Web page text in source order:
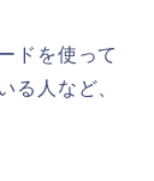
ドを使って
る人など、